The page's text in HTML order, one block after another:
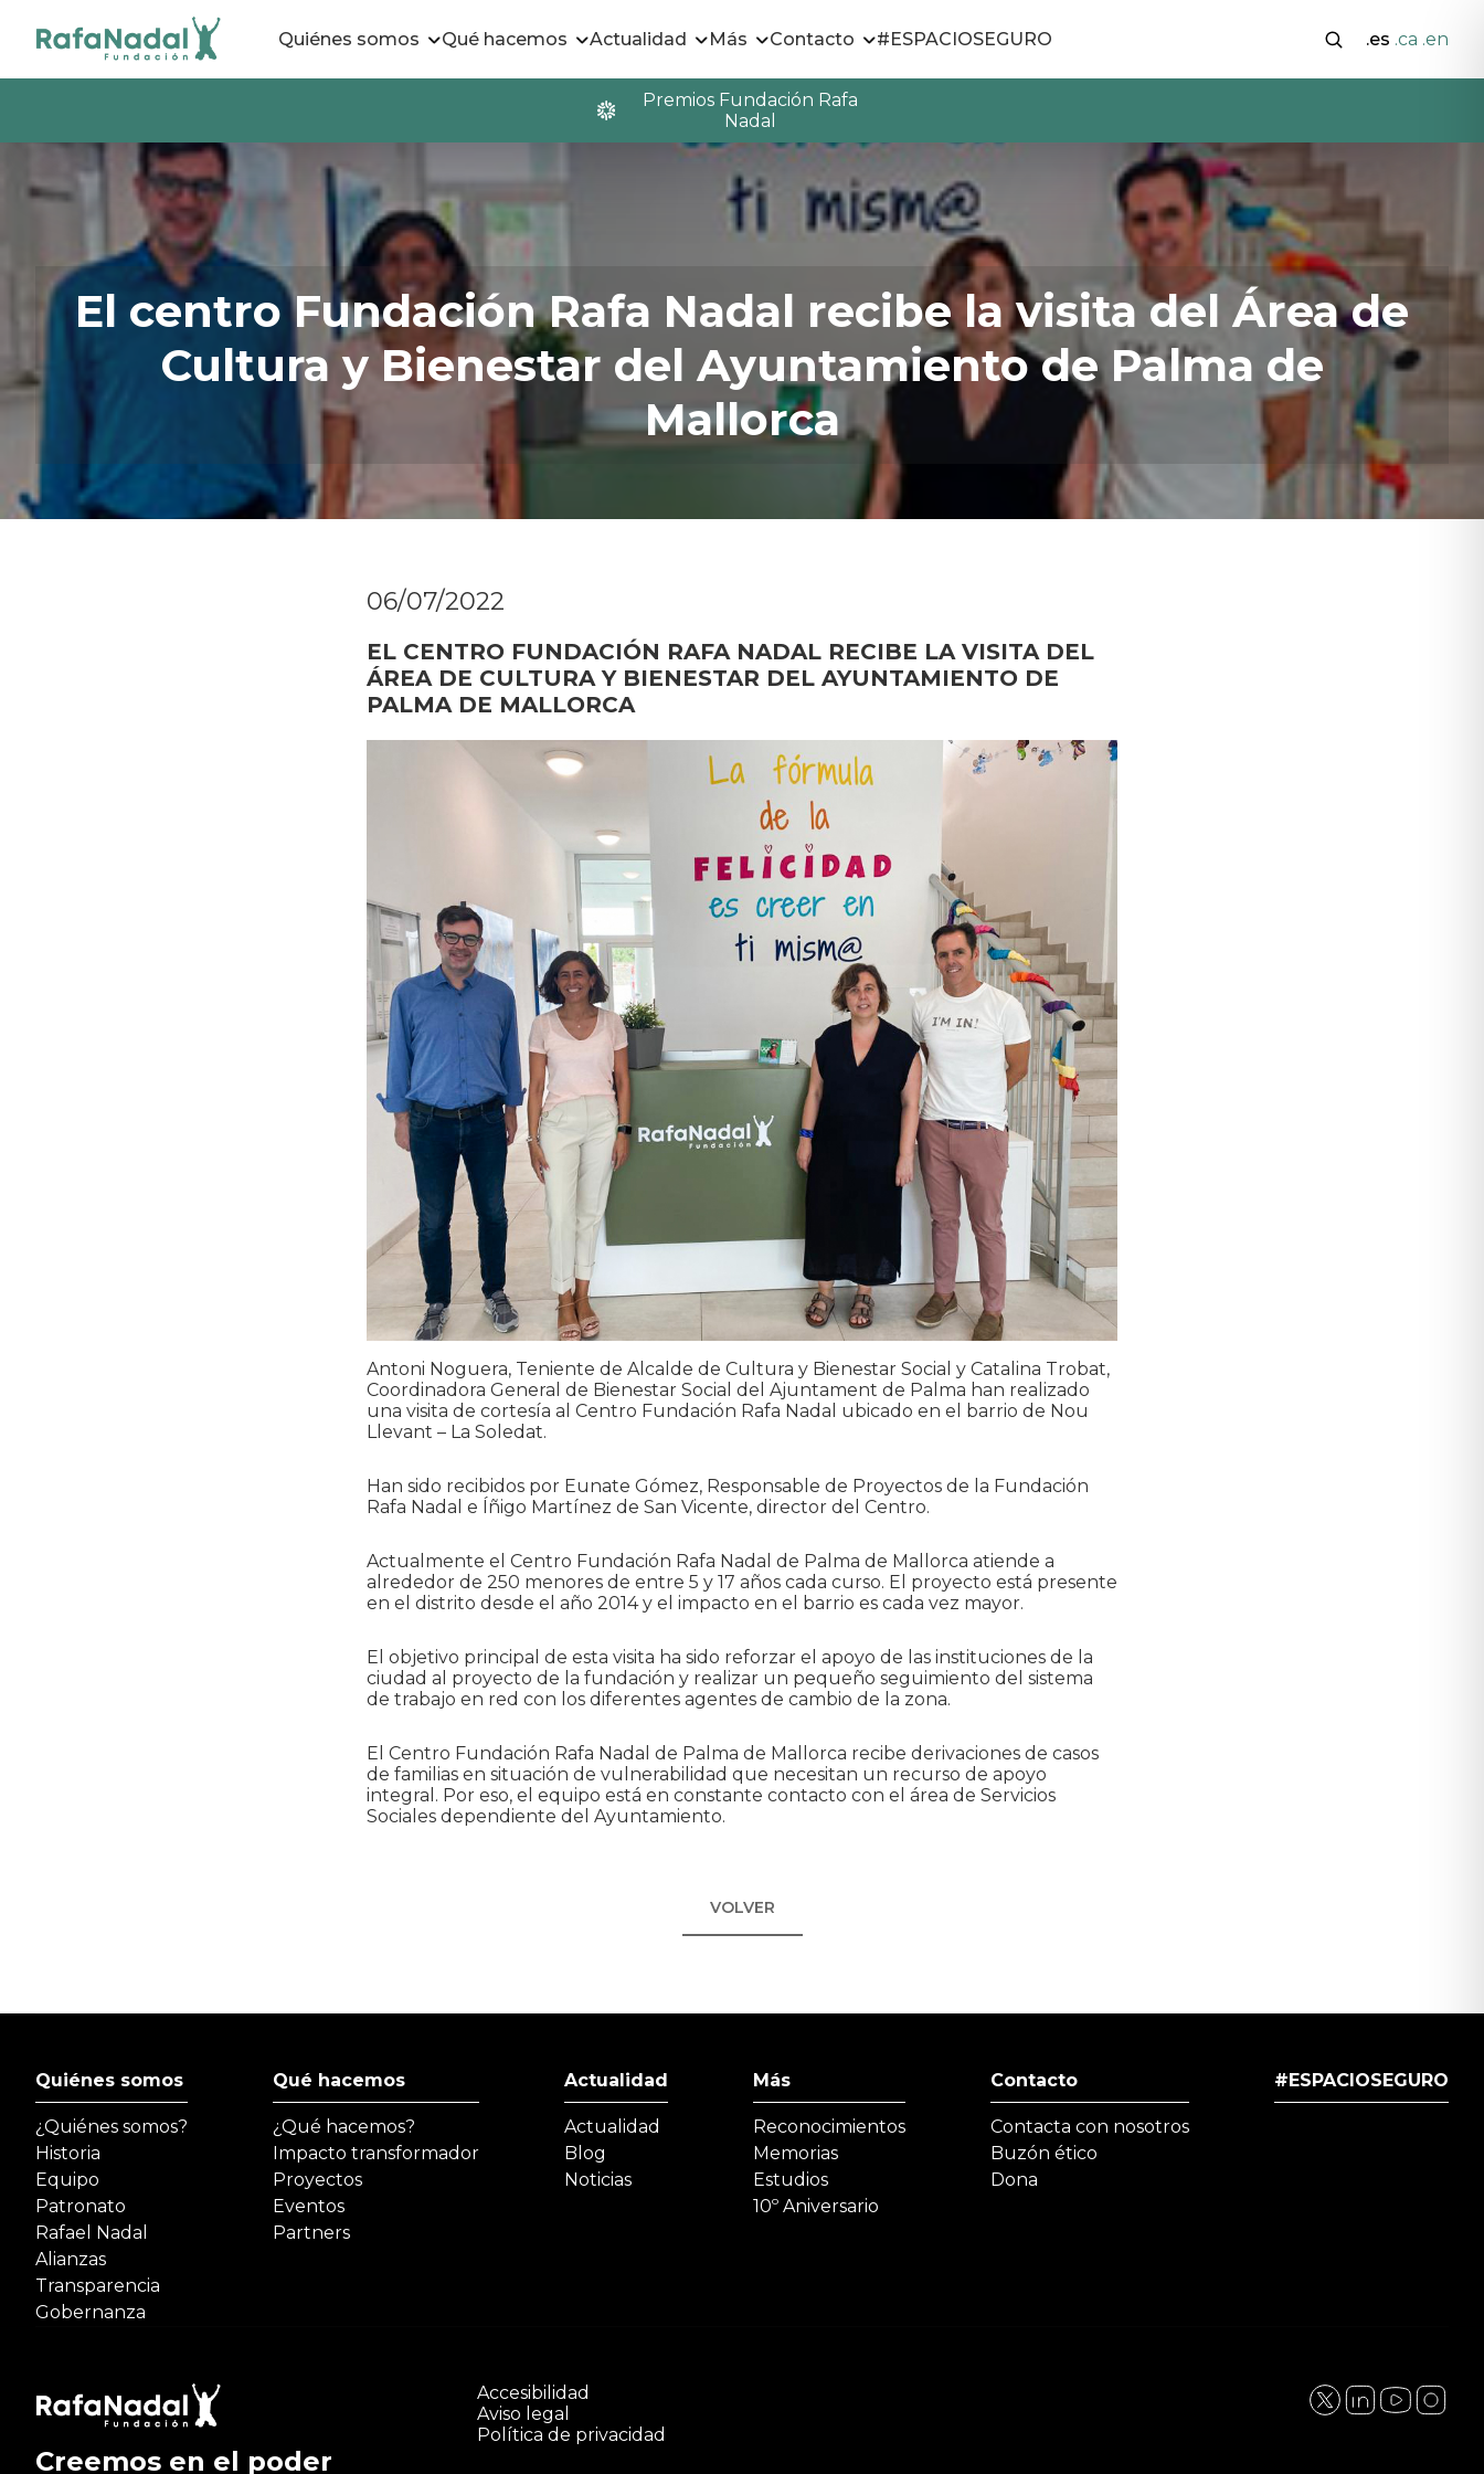
Quiénes somos Qué hacemos Actualidad Más Contacto #ESPACIOSEGURO .es .ca .en
Premios Fundación Rafa
Nadal
El centro Fundación Rafa Nadal recibe la visita del Área de
Cultura y Bienestar del Ayuntamiento de Palma de
Mallorca
06/07/2022
EL CENTRO FUNDACIÓN RAFA NADAL RECIBE LA VISITA DEL
ÁREA DE CULTURA Y BIENESTAR DEL AYUNTAMIENTO DE
PALMA DE MALLORCA
Antoni Noguera, Teniente de Alcalde de Cultura y Bienestar Social y Catalina Trobat,
Coordinadora General de Bienestar Social del Ajuntament de Palma han realizado
una visita de cortesía al Centro Fundación Rafa Nadal ubicado en el barrio de Nou
Llevant – La Soledat.
Han sido recibidos por Eunate Gómez, Responsable de Proyectos de la Fundación
Rafa Nadal e Íñigo Martínez de San Vicente, director del Centro.
Actualmente el Centro Fundación Rafa Nadal de Palma de Mallorca atiende a
alrededor de 250 menores de entre 5 y 17 años cada curso. El proyecto está presente
en el distrito desde el año 2014 y el impacto en el barrio es cada vez mayor.
El objetivo principal de esta visita ha sido reforzar el apoyo de las instituciones de la
ciudad al proyecto de la fundación y realizar un pequeño seguimiento del sistema
de trabajo en red con los diferentes agentes de cambio de la zona.
El Centro Fundación Rafa Nadal de Palma de Mallorca recibe derivaciones de casos
de familias en situación de vulnerabilidad que necesitan un recurso de apoyo
integral. Por eso, el equipo está en constante contacto con el área de Servicios
Sociales dependiente del Ayuntamiento.
VOLVER
Quiénes somos
¿Quiénes somos?
Historia
Equipo
Patronato
Rafael Nadal
Alianzas
Transparencia
Gobernanza
Qué hacemos
¿Qué hacemos?
Impacto transformador
Proyectos
Eventos
Partners
Actualidad
Actualidad
Blog
Noticias
Más
Reconocimientos
Memorias
Estudios
10º Aniversario
Contacto
Contacta con nosotros
Buzón ético
Dona
#ESPACIOSEGURO
Creemos en el poder
Accesibilidad
Aviso legal
Política de privacidad